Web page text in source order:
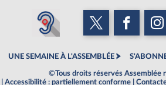
UNE SEMAINE À L'ASSEMBLÉE
©Tous droits réservés Assemblée
Accessibilité : partiellement conforme